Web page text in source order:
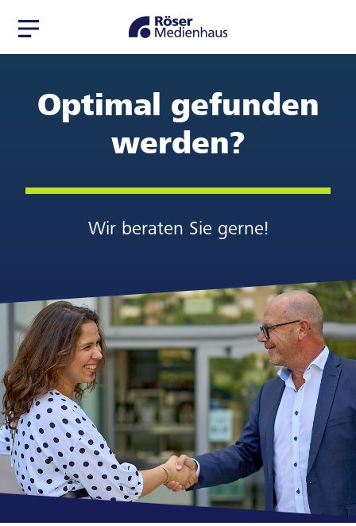
Navigation
Seiteninhalt
Optimal gefunden
werden?
Wir beraten Sie gerne!